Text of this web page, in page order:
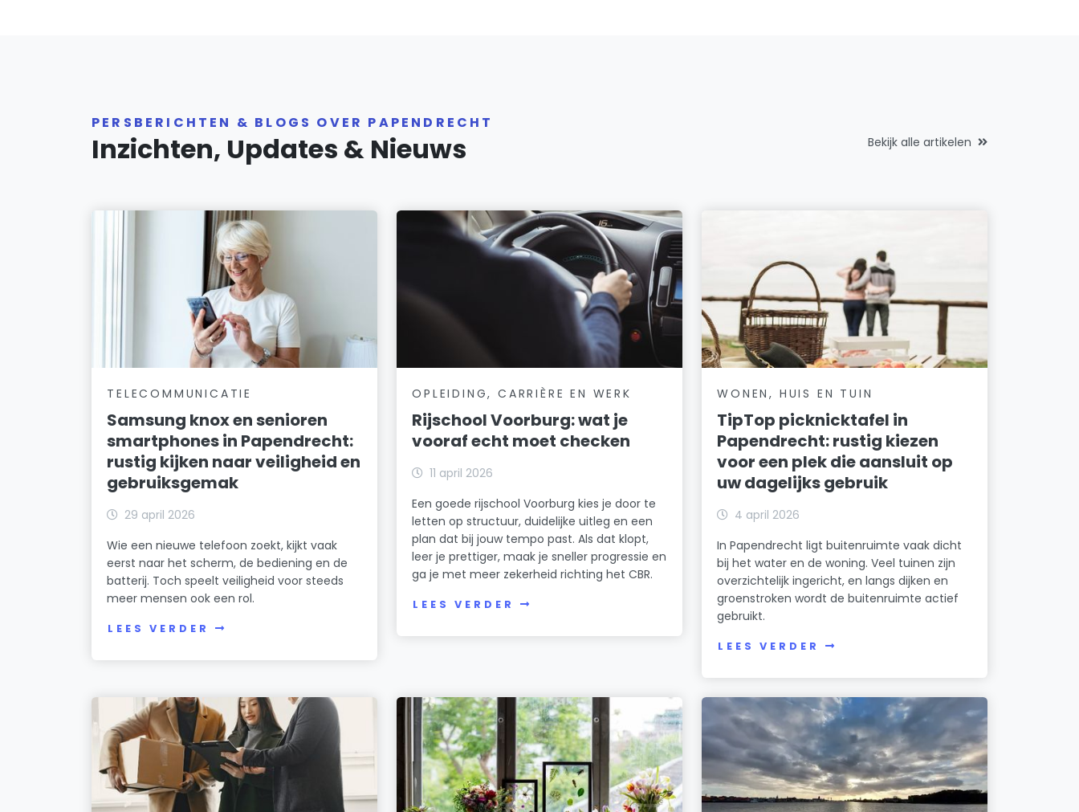
PERSBERICHTEN & BLOGS OVER PAPENDRECHT
Inzichten, Updates & Nieuws Bekijk alle artikelen
TELECOMMUNICATIE
Samsung knox en senioren
smartphones in Papendrecht:
rustig kijken naar veiligheid en
gebruiksgemak
29 april 2026
Wie een nieuwe telefoon zoekt, kijkt vaak
eerst naar het scherm, de bediening en de
batterij. Toch speelt veiligheid voor steeds
meer mensen ook een rol.
LEES VERDER
OPLEIDING, CARRIÈRE EN WERK
Rijschool Voorburg: wat je
vooraf echt moet checken
11 april 2026
Een goede rijschool Voorburg kies je door te
letten op structuur, duidelijke uitleg en een
plan dat bij jouw tempo past. Als dat klopt,
leer je prettiger, maak je sneller progressie en
ga je met meer zekerheid richting het CBR.
LEES VERDER
WONEN, HUIS EN TUIN
TipTop picknicktafel in
Papendrecht: rustig kiezen
voor een plek die aansluit op
uw dagelijks gebruik
4 april 2026
In Papendrecht ligt buitenruimte vaak dicht
bij het water en de woning. Veel tuinen zijn
overzichtelijk ingericht, en langs dijken en
groenstroken wordt de buitenruimte actief
gebruikt.
LEES VERDER